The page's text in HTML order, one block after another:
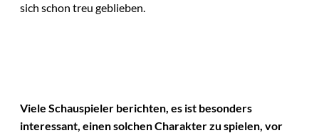
sich schon treu geblieben.
Viele Schauspieler berichten, es ist besonders
interessant, einen solchen Charakter zu spielen, vor